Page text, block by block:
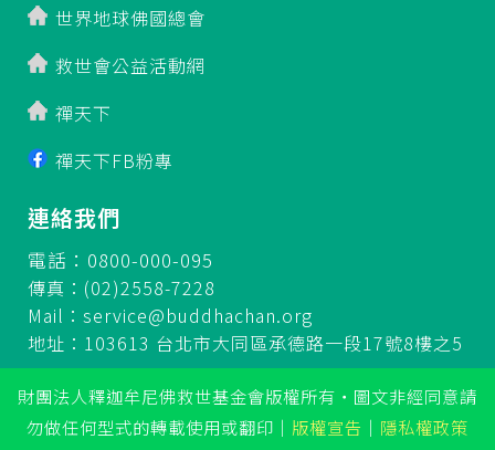
世界地球佛國總會
救世會公益活動網
禪天下
禪天下FB粉專
連絡我們
電話：0800-000-095
傳真：(02)2558-7228
Mail： service@buddhachan.org
地址：103613 台北市大同區承德路一段17號8樓之5
財團法人釋迦牟尼佛救世基金會版權所有‧圖文非經同意請
勿做任何型式的轉載使用或翻印 ｜ 版權宣告 ｜ 隱私權政策